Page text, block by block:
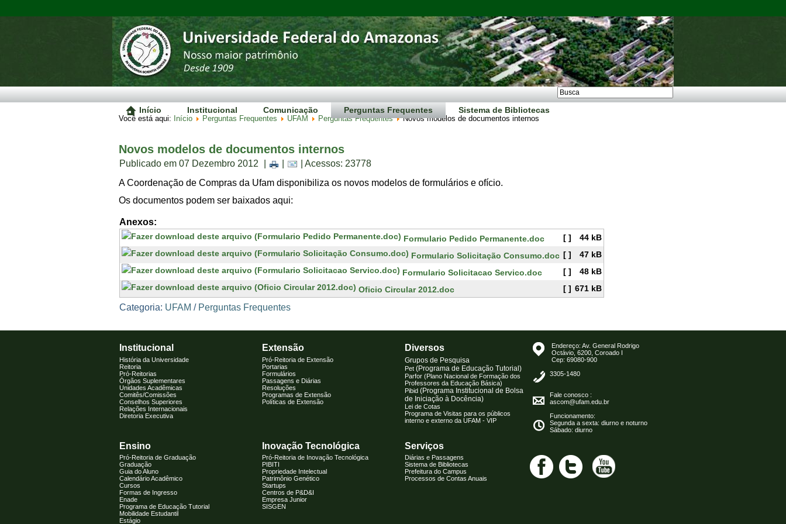
Início Institucional Comunicação Perguntas Frequentes Sistema de Bibliotecas
Você está aqui: Início Perguntas Frequentes UFAM Perguntas Frequentes Novos modelos de documentos internos
Novos modelos de documentos internos
Publicado em 07 Dezembro 2012
| Acessos: 23778
A Coordenação de Compras da Ufam disponibiliza os novos modelos de formulários e ofício.
Os documentos podem ser baixados aqui:
Anexos:
Formulario Pedido Permanente.doc [ ]
44 kB
Formulario Solicitação Consumo.doc [ ]
47 kB
Formulario Solicitacao Servico.doc
[ ]
48 kB
Oficio Circular 2012.doc
[ ] 671 kB
Categoria: UFAM / Perguntas Frequentes
Institucional Extensão Diversos
Endereço: Av. General Rodrigo
Octávio, 6200, Coroado I
Cep: 69080-900
3305-1480
Fale conosco :
ascom@ufam.edu.br
Funcionamento:
Segunda a sexta: diurno e noturno
Sábado: diurno
História da Universidade
Reitoria
Pró-Reitorias
Órgãos Suplementares
Unidades Acadêmicas
Comitês/Comissões
Conselhos Superiores
Relações Internacionais
Diretoria Executiva
Pró-Reitoria de Extensão
Portarias
Formulários
Passagens e Diárias
Resoluções
Programas de Extensão
Políticas de Extensão
Grupos de Pesquisa
Pet (Programa de Educação Tutorial )
Parfor (Plano Nacional de Formação dos
Professores da Educação Básica)
Pibid (Programa Institucional de Bolsa
de Iniciação à Docência)
Lei de Cotas
Programa de Visitas para os públicos
interno e externo da UFAM - VIP
Ensino Inovação Tecnológica Serviços
Pró-Reitoria de Graduação
Graduação
Guia do Aluno
Calendário Acadêmico
Cursos
Formas de Ingresso
Enade
Programa de Educação Tutorial
Mobilidade Estudantil
Estágio
Pró-Reitoria de Inovação Tecnológica
PIBITI
Propriedade Intelectual
Patrimônio Genético
Startups
Centros de P&D&I
Empresa Junior
SISGEN
Diárias e Passagens
Sistema de Bibliotecas
Prefeitura do Campus
Processos de Contas Anuais